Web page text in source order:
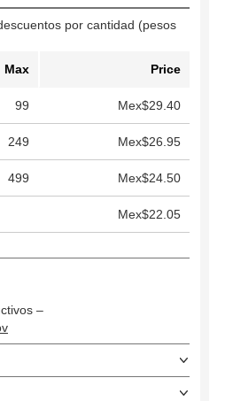
por cantidad (pesos
Max Price
99 Mex$29.40
249 Mex$26.95
499 Mex$24.50
Mex$22.05
–